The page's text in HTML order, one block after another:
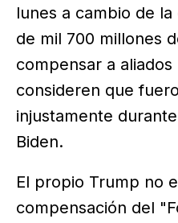
lunes a cambio de
de mil 700 millones
compensar a
consideren que
injustamente
Biden.
El propio Trump no
compensación del